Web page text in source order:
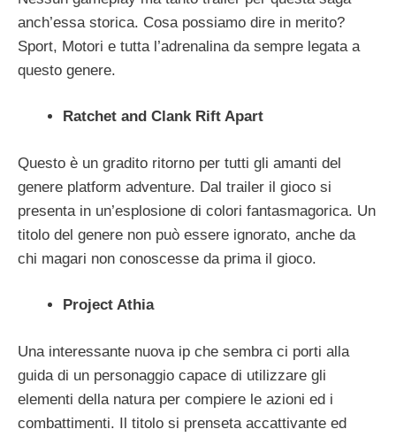
anch’essa storica. Cosa possiamo dire in merito?
Sport, Motori e tutta l’adrenalina da sempre legata a
questo genere.
Ratchet and Clank Rift Apart
Questo è un gradito ritorno per tutti gli amanti del
genere platform adventure. Dal trailer il gioco si
presenta in un’esplosione di colori fantasmagorica. Un
titolo del genere non può essere ignorato, anche da
chi magari non conoscesse da prima il gioco.
Project Athia
Una interessante nuova ip che sembra ci porti alla
guida di un personaggio capace di utilizzare gli
elementi della natura per compiere le azioni ed i
combattimenti. Il titolo si prenseta accattivante ed